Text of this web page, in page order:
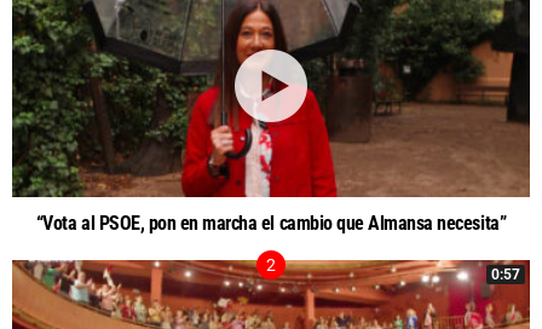
“Vota al PSOE, pon en marcha el cambio que Almansa necesita”
0:57